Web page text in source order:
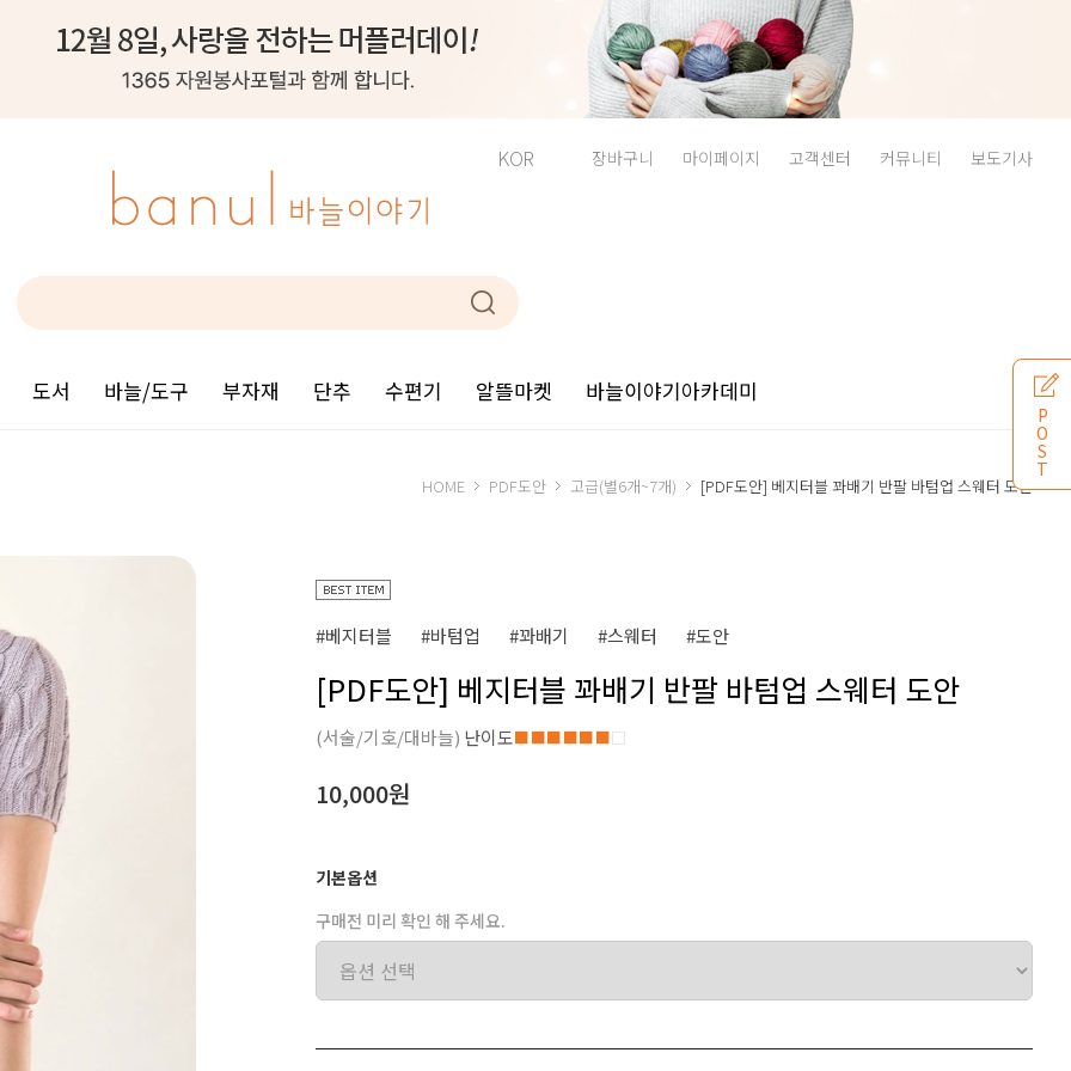
KOR 장바구니 마이페이지 고객센터 커뮤니티 보도기사
도서 바늘/도구 부자재 단추 수편기 알뜰마켓 바늘이야기아카데미
HOME PDF도안 고급(별6개~7개) [PDF도안] 베지터블 꽈배기 반팔 바텀업 스웨터 도안
#베지터블 #바텀업 #꽈배기 #스웨터 #도안
[PDF도안] 베지터블 꽈배기 반팔 바텀업 스웨터 도안
(서술/기호/대바늘) 난이도■■■■■■□
10,000원
기본옵션
구매전 미리 확인 해 주세요.
P
O
S
T